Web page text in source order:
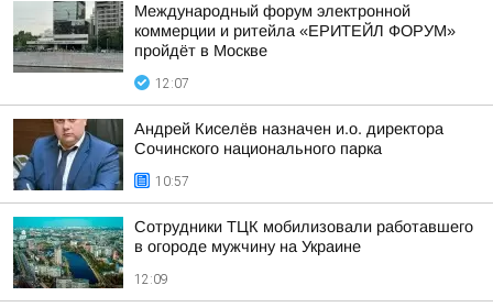
Международный форум электронной
коммерции и ритейла «ЕРИТЕЙЛ ФОРУМ»
пройдёт в Москве
12:07
Андрей Киселёв назначен и.о. директора
Сочинского национального парка
10:57
Сотрудники ТЦК мобилизовали работавшего
в огороде мужчину на Украине
12:09